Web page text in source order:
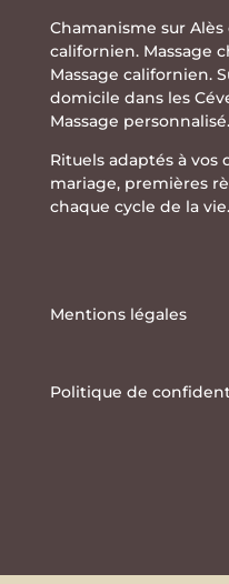
Chamanisme sur Alès
californien. Massage
Massage californien.
domicile dans les
Massage personnalisé.
Rituels adaptés à vos
mariage, premières
chaque cycle de la vie.
Mentions légales
Politique de